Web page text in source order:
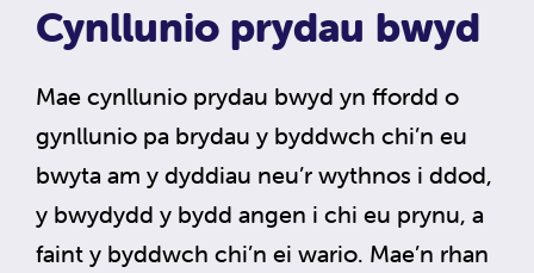
Cynllunio prydau bwyd
Mae cynllunio prydau bwyd yn ffordd o
gynllunio pa brydau y byddwch chi’n eu
bwyta am y dyddiau neu’r wythnos i ddod,
y bwydydd y bydd angen i chi eu prynu, a
faint y byddwch chi’n ei wario. Mae’n rhan